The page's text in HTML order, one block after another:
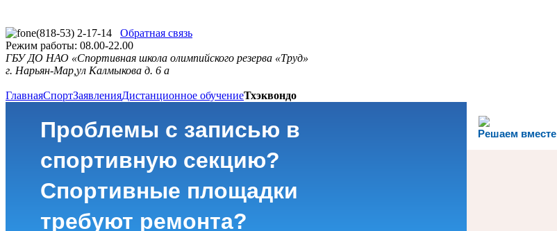
(818-53) 2-17-14 Обратная связь
Режим работы: 08.00-22.00
ГБУ ДО НАО «Спортивная школа олимпийского резерва «Труд»
г. Нарьян-Мар,ул Калмыкова д. 6 а
ГлавнаяСпортЗаявленияДистанционное обучениеТхэквондо
Решаем вместе
Проблемы с записью в
спортивную секцию?
Спортивные площадки
требуют ремонта?